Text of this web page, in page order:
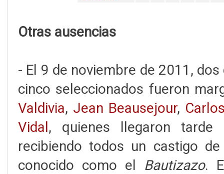
Otras ausencias
- El 9 de noviembre de 2011,
cinco seleccionados fueron
Valdivia, Jean Beausejour,
Vidal, quienes llegaron tarde
recibiendo todos un castigo
conocido como el Bautizazo.